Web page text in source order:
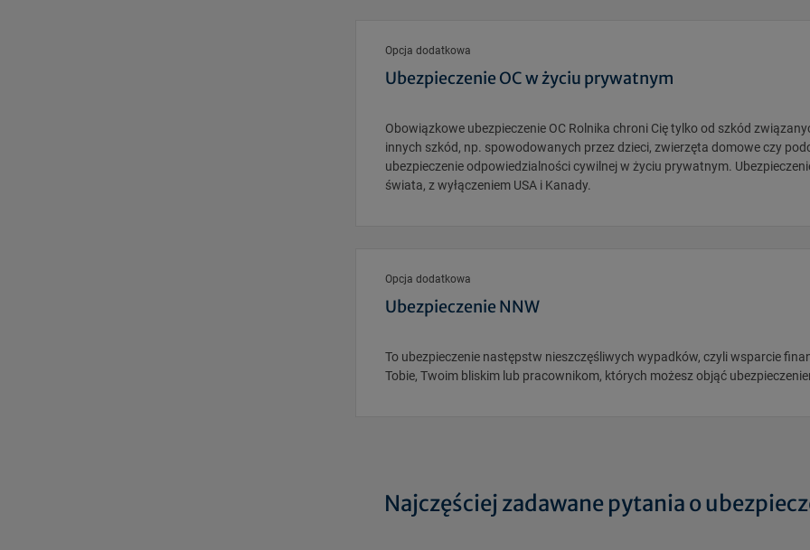
Opcja dodatkowa
Ubezpieczenie OC w życiu prywatnym
Obowiązkowe ubezpieczenie OC Rolnika chroni Cię tylko od szkód
innych szkód, np. spowodowanych przez dzieci, zwierzęta domowe czy
ubezpieczenie odpowiedzialności cywilnej w życiu prywatnym.
świata, z wyłączeniem USA i Kanady.
Opcja dodatkowa
Ubezpieczenie NNW
To ubezpieczenie następstw nieszczęśliwych wypadków, czyli wsparcie
Tobie, Twoim bliskim lub pracownikom, których możesz objąć
Najczęściej zadawane pytania o